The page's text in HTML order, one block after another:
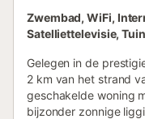
Zwembad, WiFi,
Satelliettelevisie,
Gelegen in de
2 km van het strand
geschakelde woning
bijzonder zonnige